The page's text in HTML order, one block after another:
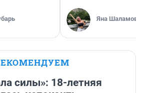
Яна Шаламова
силы»: 18-летняя